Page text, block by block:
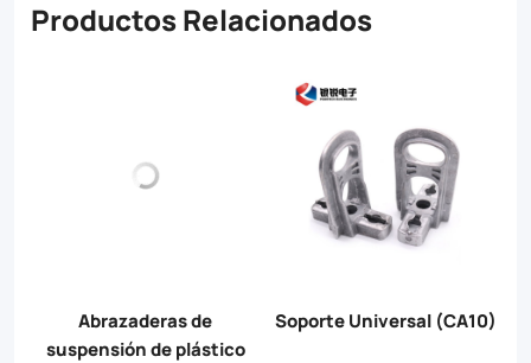
Productos Relacionados
Abrazaderas de
suspensión de plástico
Soporte Universal (CA10)